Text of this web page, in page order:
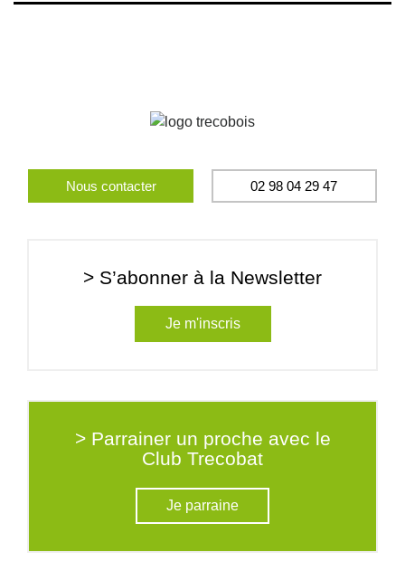
Nous contacter 02 98 04 29 47
> S’abonner à la Newsletter
Je m'inscris
> Parrainer un proche avec le
Club Trecobat
Je parraine